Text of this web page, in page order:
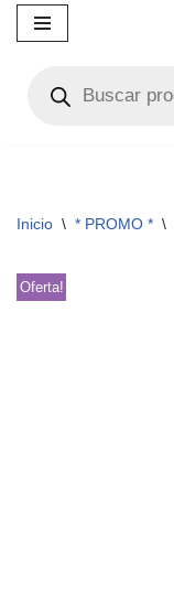
contenido
Inicio \ * PROMO * \
Oferta!